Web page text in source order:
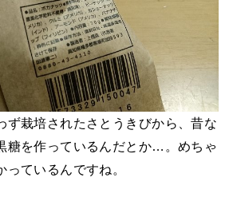
ず栽培されたさとうきびから、昔な
糖を作っているんだとか…。めちゃ
っているんですね。